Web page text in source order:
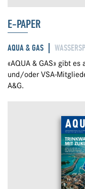
E-PAPER
AQUA & GAS
«AQUA & GAS» gibt es
und/oder VSA-
A&G.